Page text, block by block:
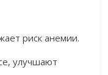
риск анемии.
улучшают